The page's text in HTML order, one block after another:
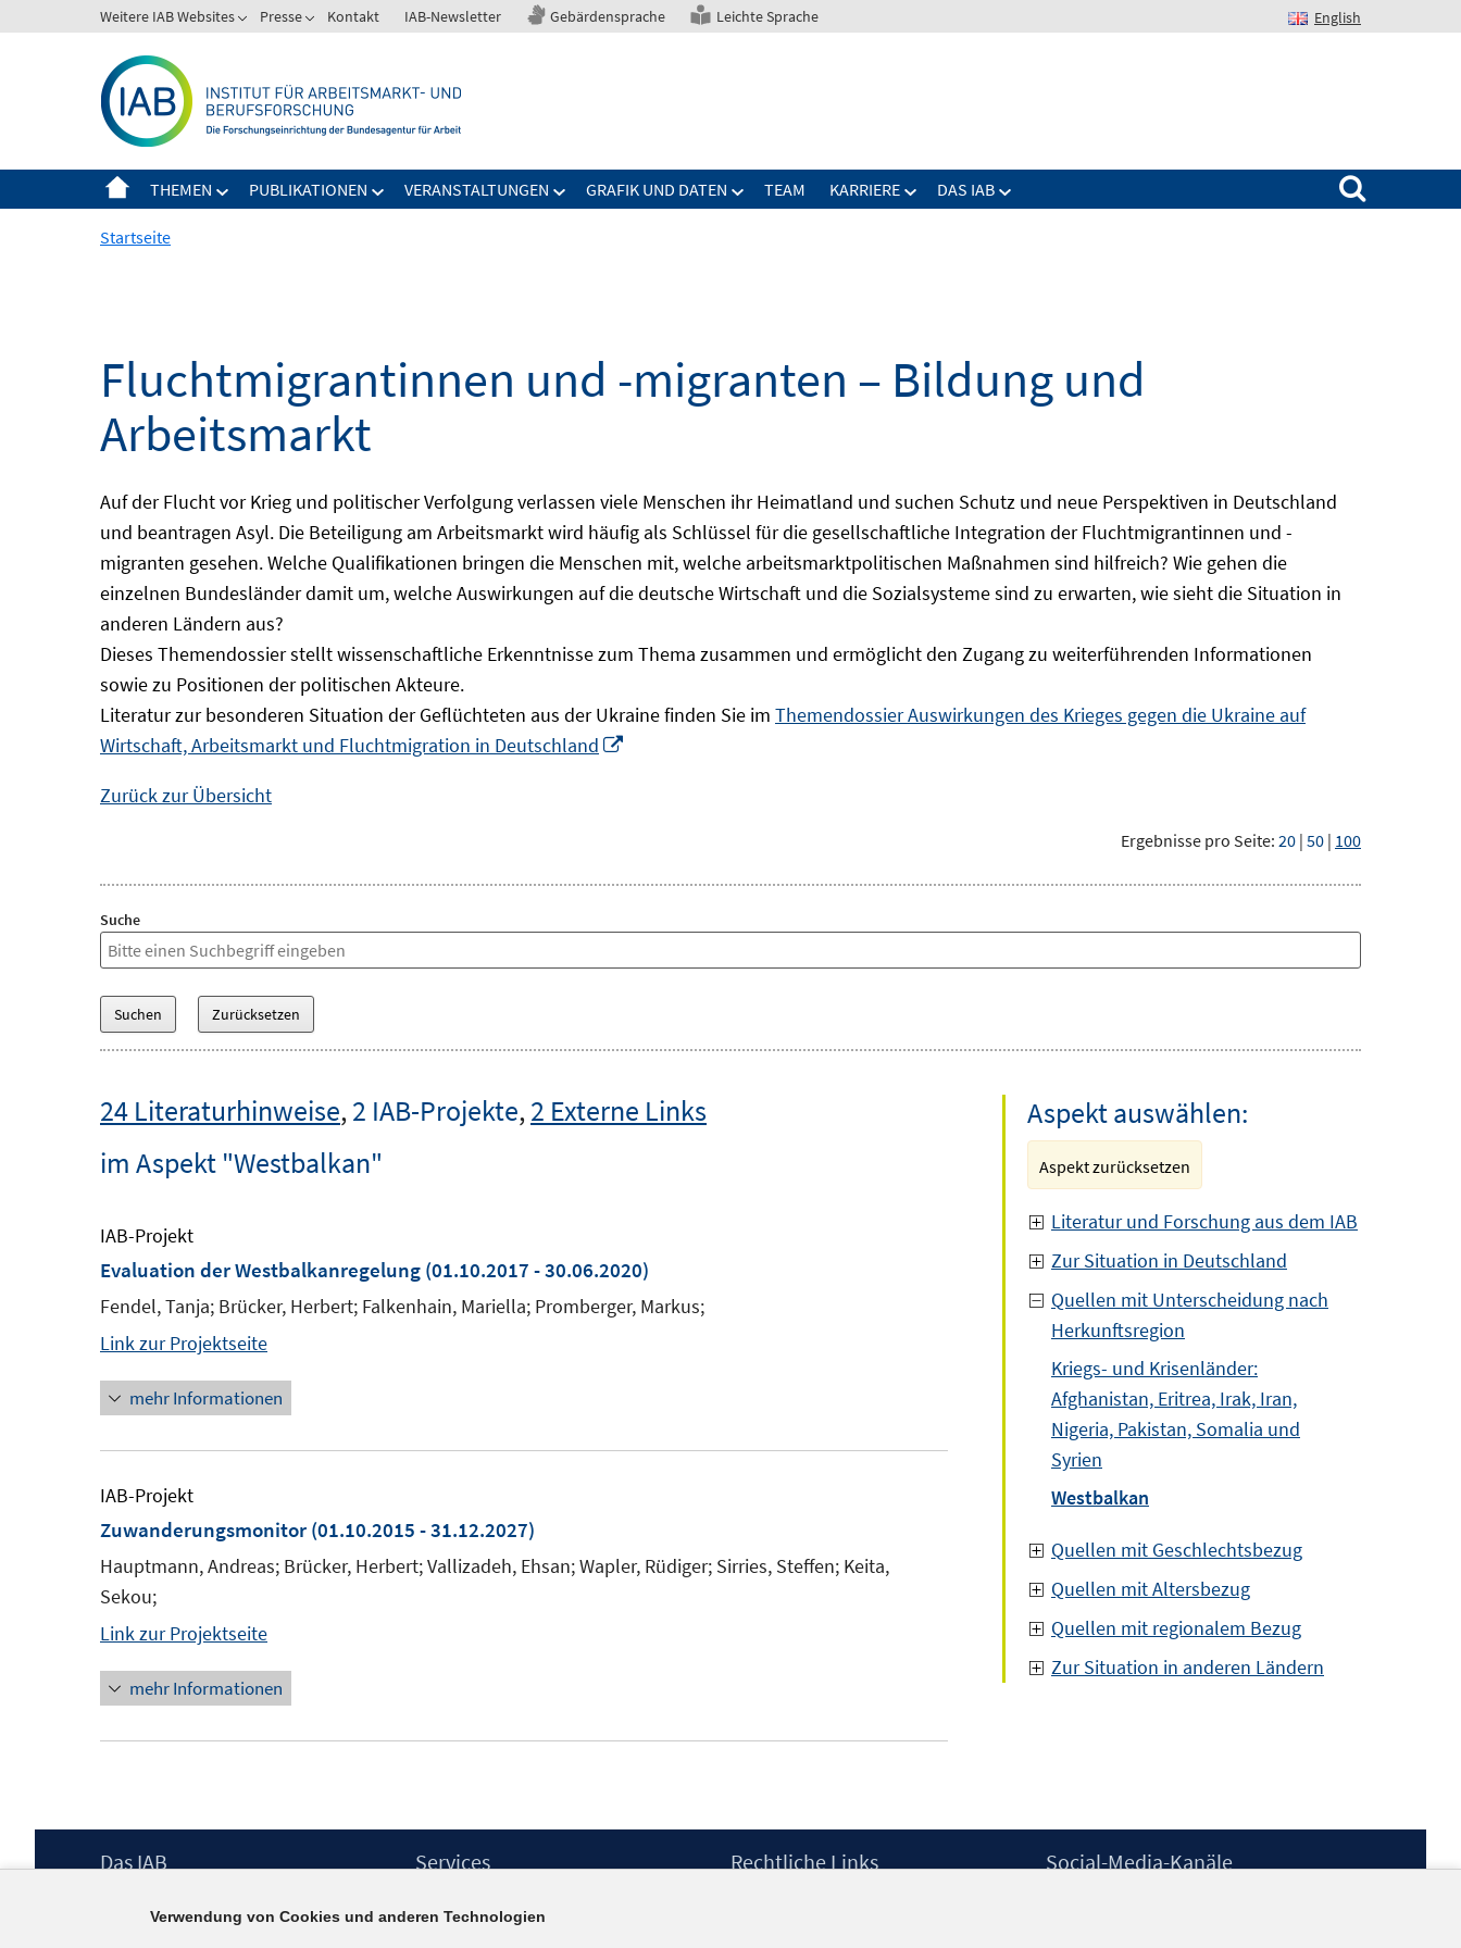
zum
Weitere IAB Websites Presse Kontakt IAB-Newsletter Gebärdensprache Leichte Sprache English
THEMEN PUBLIKATIONEN VERANSTALTUNGEN GRAFIK UND DATEN TEAM KARRIERE DAS IAB
Suchen nach:
Startseite
Fluchtmigrantinnen und -migranten – Bildung und
Arbeitsmarkt
Auf der Flucht vor Krieg und politischer Verfolgung verlassen viele Menschen ihr Heimatland und suchen Schutz und neue Perspektiven in Deutschland
und beantragen Asyl. Die Beteiligung am Arbeitsmarkt wird häufig als Schlüssel für die gesellschaftliche Integration der Fluchtmigrantinnen und -
migranten gesehen. Welche Qualifikationen bringen die Menschen mit, welche arbeitsmarktpolitischen Maßnahmen sind hilfreich? Wie gehen die
einzelnen Bundesländer damit um, welche Auswirkungen auf die deutsche Wirtschaft und die Sozialsysteme sind zu erwarten, wie sieht die Situation in
anderen Ländern aus?
Dieses Themendossier stellt wissenschaftliche Erkenntnisse zum Thema zusammen und ermöglicht den Zugang zu weiterführenden Informationen
sowie zu Positionen der politischen Akteure.
Literatur zur besonderen Situation der Geflüchteten aus der Ukraine finden Sie im Themendossier Auswirkungen des Krieges gegen die Ukraine auf
Wirtschaft, Arbeitsmarkt und Fluchtmigration in Deutschland
Zurück zur Übersicht
Ergebnisse pro Seite: 20 | 50 | 100
Suche
24 Literaturhinweise,2 IAB-Projekte,2 Externe Links
im Aspekt "Westbalkan"
IAB-Projekt
Evaluation der Westbalkanregelung (01.10.2017 - 30.06.2020)
Fendel, Tanja; Brücker, Herbert; Falkenhain, Mariella; Promberger, Markus;
Link zur Projektseite
mehr Informationen
IAB-Projekt
Zuwanderungsmonitor (01.10.2015 - 31.12.2027)
Hauptmann, Andreas; Brücker, Herbert; Vallizadeh, Ehsan; Wapler, Rüdiger; Sirries, Steffen; Keita,
Sekou;
Link zur Projektseite
mehr Informationen
Aspekt auswählen:
Aspekt zurücksetzen
Literatur und Forschung aus dem IAB
Zur Situation in Deutschland
Quellen mit Unterscheidung nach
Herkunftsregion
Kriegs- und Krisenländer:
Afghanistan, Eritrea, Irak, Iran,
Nigeria, Pakistan, Somalia und
Syrien
Westbalkan
Quellen mit Geschlechtsbezug
Quellen mit Altersbezug
Quellen mit regionalem Bezug
Zur Situation in anderen Ländern
Footer
Das IAB
Berufsforschung (IAB) – unser Leitbild
Services
IAB-Newsletter
Rechtliche Links Social-Media-Kanäle
Verwendung von Cookies und anderen Technologien